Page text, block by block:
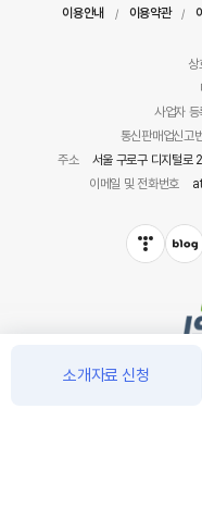
소개자료 신청
이용안내 / 이용약관 /
상
사업자
통신판매업신고
주소
서울 구로구 디지털
이메일 및 전화번호